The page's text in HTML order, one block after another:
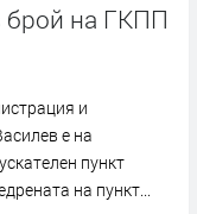
брой на ГКПП
и
е на
пункт
на пункт...